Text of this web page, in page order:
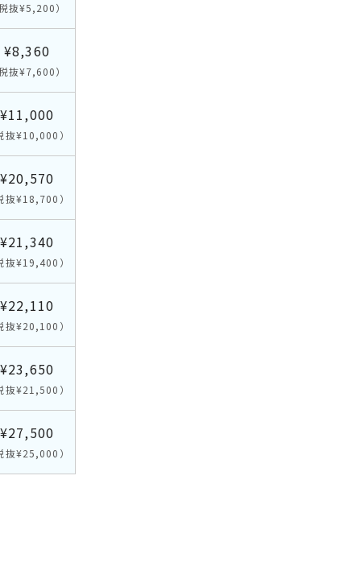
抜¥5,200）
¥8,360
抜¥7,600）
¥11,000
抜¥10,000）
¥20,570
抜¥18,700）
¥21,340
抜¥19,400）
¥22,110
抜¥20,100）
¥23,650
抜¥21,500）
¥27,500
抜¥25,000）